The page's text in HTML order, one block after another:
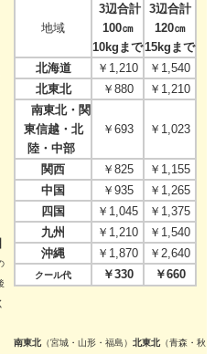
地域
3辺合計
100㎝
10kgまで
3辺合計
120㎝
15kgまで
北海道
￥1,210
￥1,540
北東北
￥880
￥1,210
南東北・関
東信越・北
陸・中部
￥693 ￥1,023
関西 ￥825
￥1,155
中国
￥935
￥1,265
四国
￥1,045
￥1,375
九州
￥1,210
￥1,540
沖縄
￥1,870 ￥2,640
クール代 ￥330 ￥660
南東北（宮城・山形・福島）北東北（青森・秋